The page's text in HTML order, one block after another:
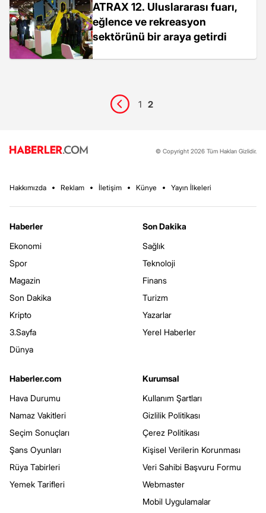
ATRAX 12. Uluslararası fuarı,
eğlence ve rekreasyon
sektörünü bir araya getirdi
1 2
© Copyright 2026 Tüm Hakları Gizlidir.
Hakkımızda Reklam İletişim Künye Yayın İlkeleri
Haberler
Ekonomi
Spor
Magazin
Son Dakika
Kripto
3.Sayfa
Dünya
Son Dakika
Sağlık
Teknoloji
Finans
Turizm
Yazarlar
Yerel Haberler
Haberler.com
Hava Durumu
Namaz Vakitleri
Seçim Sonuçları
Şans Oyunları
Rüya Tabirleri
Yemek Tarifleri
Kurumsal
Kullanım Şartları
Gizlilik Politikası
Çerez Politikası
Kişisel Verilerin Korunması
Veri Sahibi Başvuru Formu
Webmaster
Mobil Uygulamalar